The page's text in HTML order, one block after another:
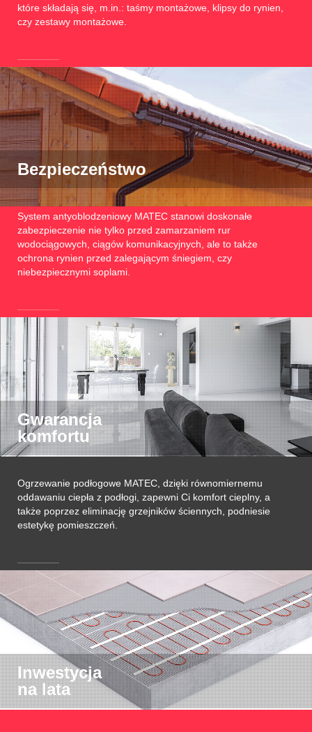
które składają się, m.in.: taśmy montażowe, klipsy do rynien,
czy zestawy montażowe.
Bezpieczeństwo
System antyoblodzeniowy MATEC stanowi doskonałe
zabezpieczenie nie tylko przed zamarzaniem rur
wodociągowych, ciągów komunikacyjnych, ale to także
ochrona rynien przed zalegającym śniegiem, czy
niebezpiecznymi soplami.
Gwarancja
komfortu
Ogrzewanie podłogowe MATEC, dzięki równomiernemu
oddawaniu ciepła z podłogi, zapewni Ci komfort cieplny, a
także poprzez eliminację grzejników ściennych, podniesie
estetykę pomieszczeń.
Inwestycja
na lata